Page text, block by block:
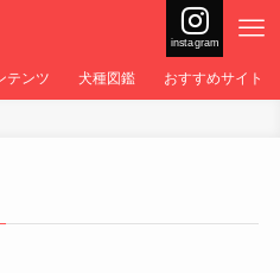
instagram
テンツ 犬種図鑑 おすすめサイト